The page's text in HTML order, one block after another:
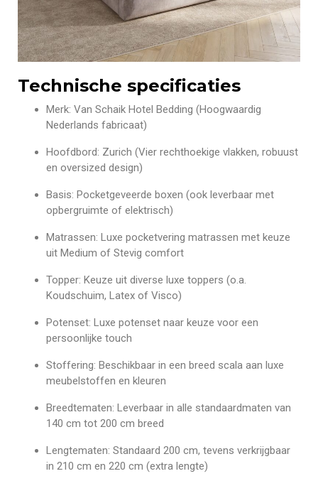
Technische specificaties
Merk: Van Schaik Hotel Bedding (Hoogwaardig
Nederlands fabricaat)
Hoofdbord: Zurich (Vier rechthoekige vlakken, robuust
en oversized design)
Basis: Pocketgeveerde boxen (ook leverbaar met
opbergruimte of elektrisch)
Matrassen: Luxe pocketvering matrassen met keuze
uit Medium of Stevig comfort
Topper: Keuze uit diverse luxe toppers (o.a.
Koudschuim, Latex of Visco)
Potenset: Luxe potenset naar keuze voor een
persoonlijke touch
Stoffering: Beschikbaar in een breed scala aan luxe
meubelstoffen en kleuren
Breedtematen: Leverbaar in alle standaardmaten van
140 cm tot 200 cm breed
Lengtematen: Standaard 200 cm, tevens verkrijgbaar
in 210 cm en 220 cm (extra lengte)